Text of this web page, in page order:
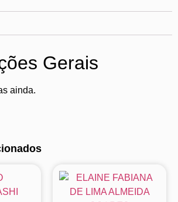
Gerais
ainda.